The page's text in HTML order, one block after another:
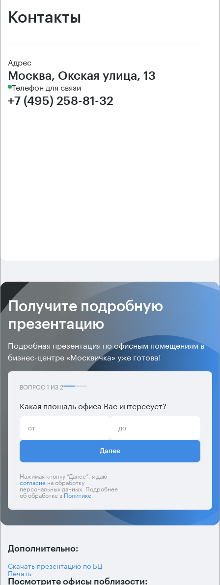
Контакты
Адрес
Москва, Окская улица, 13
Телефон для связи
+7 (495) 258-81-32
Получите подробную
презентацию
Подробная презентация по офисным помещениям в
бизнес-центре «Москвичка» уже готова!
ВОПРОС 1 ИЗ2
Какая площадь офиса Вас интересует?
Далее
Нажимая кнопку “Далее”, я даю
согласиена обработку
персональных данных. Подробнее
об обработке вПолитике.
Дополнительно:
Скачать презентацию по БЦ
Печать
Посмотрите офисы поблизости: